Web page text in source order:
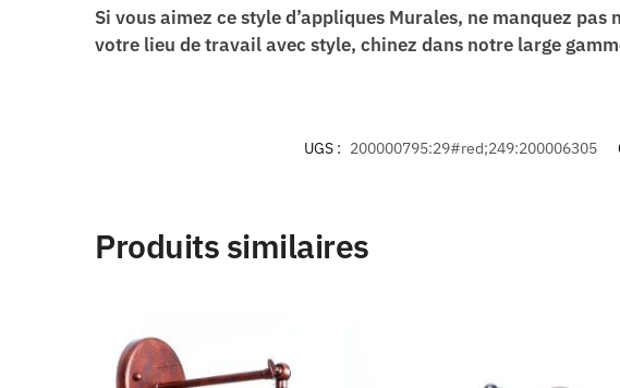
Si vous aimez ce style d’appliques Murales, ne manquez pas
votre lieu de travail avec style, chinez dans notre large
UGS : 200000795:29#red;249:200006305
Produits similaires